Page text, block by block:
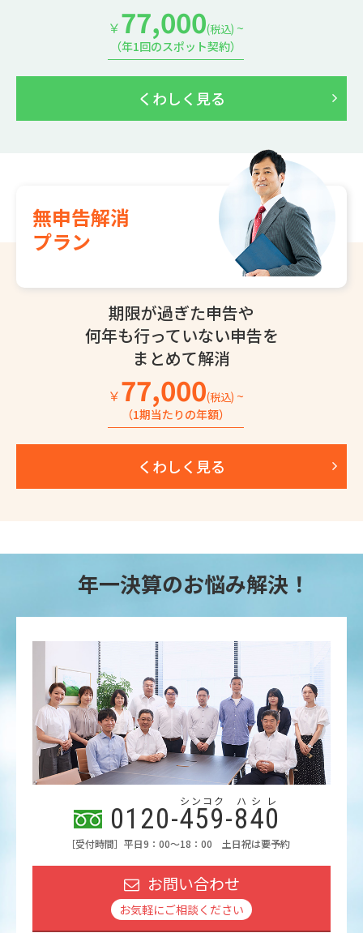
￥77,000(税込) ~
（年1回のスポット契約）
くわしく見る
無申告解消
プラン
期限が過ぎた申告や
何年も行っていない申告を
まとめて解消
￥77,000(税込) ~
（1期当たりの年額）
くわしく見る
年一決算のお悩み解決！
0120-459
シンコク
-840
ハシレ
［受付時間］平日9：00～18：00 土日祝は要予約
お問い合わせ
お気軽にご相談ください